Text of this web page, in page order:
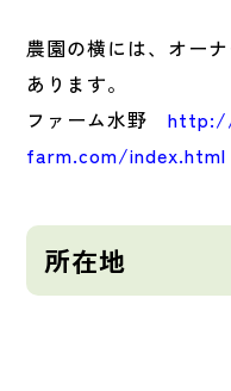
農園の横には、オー
あります。
ファーム水野
farm.com/index.html
所在地